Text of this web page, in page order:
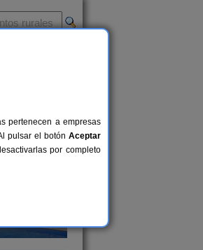
pertenecen a empresas
pulsar el botón Aceptar
por completo